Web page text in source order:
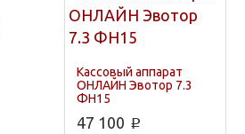
Кассовый аппарат
ОНЛАЙН Эвотор 7.3
ФН15
47 100 p